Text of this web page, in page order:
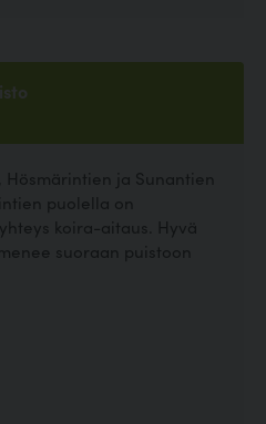
Hösmärintien ja Sunantien
puolella on
koira-aitaus. Hyvä
suoraan puistoon